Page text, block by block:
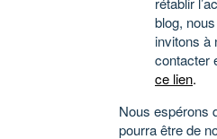
blog,
invitons à
contacter
ce lien.
Nous espérons
pourra être de